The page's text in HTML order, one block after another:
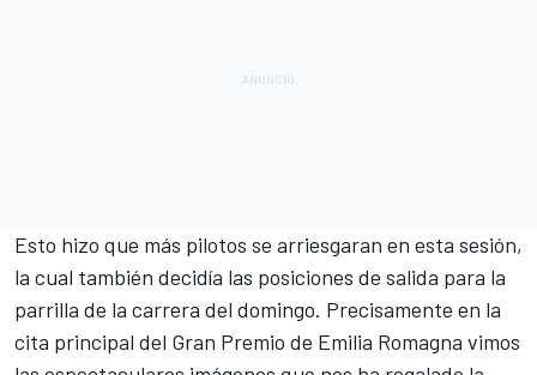
Esto hizo que más pilotos se arriesgaran en esta sesión,
la cual también decidía las posiciones de salida para la
parrilla de la carrera del domingo. Precisamente en la
cita principal del Gran Premio de Emilia Romagna vimos